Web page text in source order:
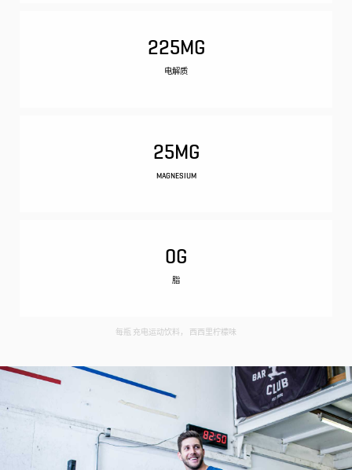
225MG
电解质
25MG
MAGNESIUM
0G
脂
每瓶 充电运动饮料， 西西里柠檬味